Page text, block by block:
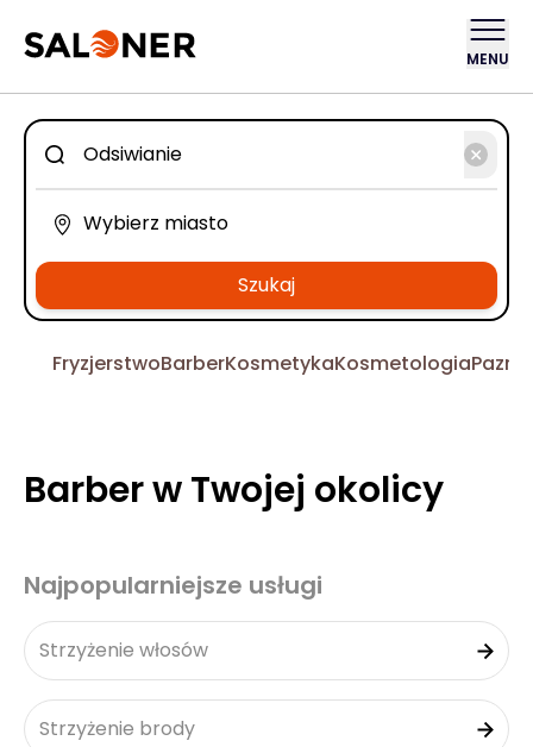
MENU
Szukaj
FryzjerstwoBarberKosmetykaKosmetologia
Barber w Twojej okolicy
Najpopularniejsze usługi
Strzyżenie włosów
Strzyżenie brody